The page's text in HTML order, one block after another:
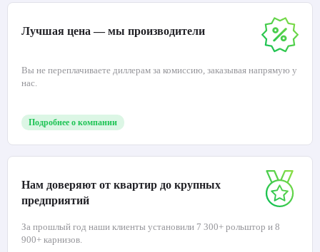
Лучшая цена — мы производители
Вы не переплачиваете диллерам за комиссию, заказывая напрямую у
нас.
Подробнее о компании
Нам доверяют от квартир до крупных
предприятий
За прошлый год наши клиенты установили 7 300+ рольштор и 8
900+ карнизов.